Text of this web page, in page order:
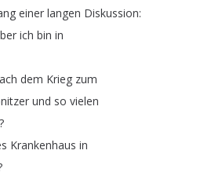
einer langen Diskussion:
ich bin in
dem Krieg zum
und so vielen
?
Krankenhaus in